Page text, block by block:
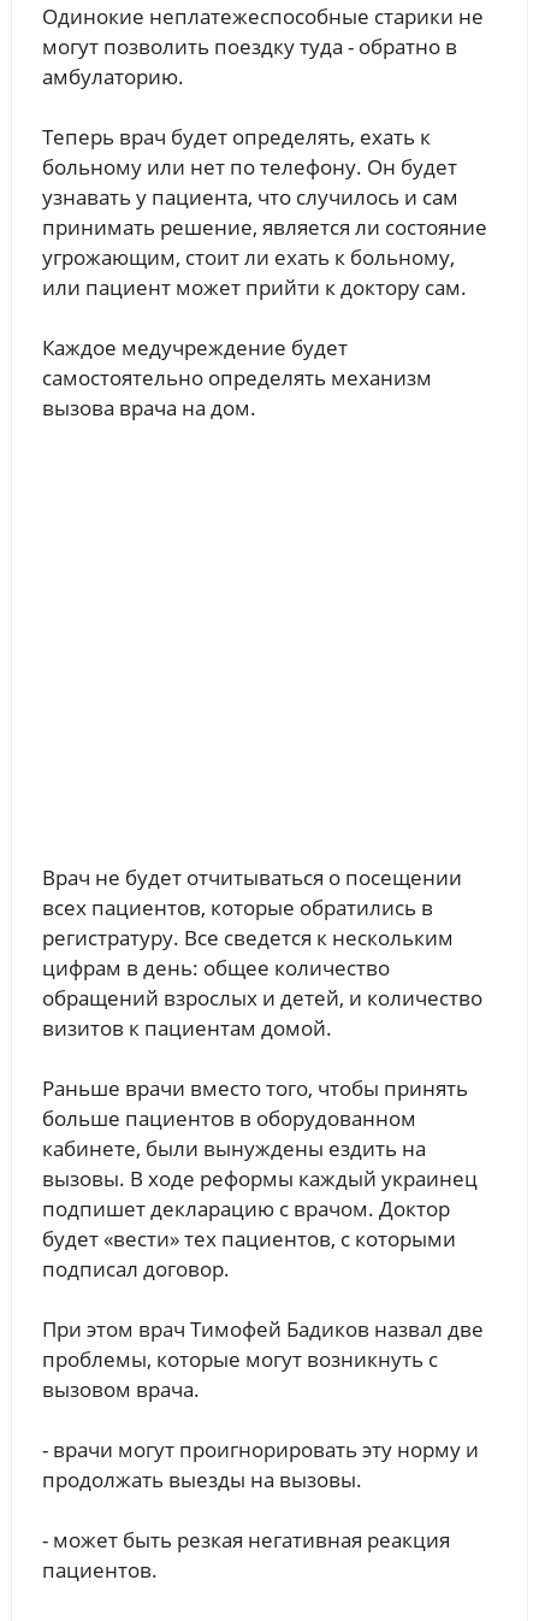
Одинокие неплатежеспособные старики не
могут позволить поездку туда - обратно в
амбулаторию.
Теперь врач будет определять, ехать к
больному или нет по телефону. Он будет
узнавать у пациента, что случилось и сам
принимать решение, является ли состояние
угрожающим, стоит ли ехать к больному,
или пациент может прийти к доктору сам.
Каждое медучреждение будет
самостоятельно определять механизм
вызова врача на дом.
Врач не будет отчитываться о посещении
всех пациентов, которые обратились в
регистратуру. Все сведется к нескольким
цифрам в день: общее количество
обращений взрослых и детей, и количество
визитов к пациентам домой.
Раньше врачи вместо того, чтобы принять
больше пациентов в оборудованном
кабинете, были вынуждены ездить на
вызовы. В ходе реформы каждый украинец
подпишет декларацию с врачом. Доктор
будет «вести» тех пациентов, с которыми
подписал договор.
При этом врач Тимофей Бадиков назвал две
проблемы, которые могут возникнуть с
вызовом врача.
- врачи могут проигнорировать эту норму и
продолжать выезды на вызовы.
- может быть резкая негативная реакция
пациентов.